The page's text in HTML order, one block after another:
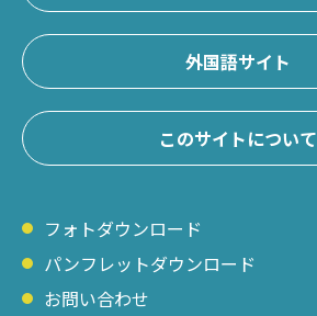
外国語サイト
このサイトについて
フォトダウンロード
パンフレットダウンロード
お問い合わせ